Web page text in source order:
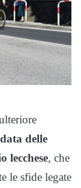
delle
lecchese, che
le sfide legate